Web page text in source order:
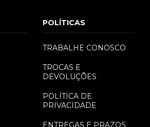
POLÍTICAS
TRABALHE CONOSCO
TROCAS E
DEVOLUÇÕES
POLÍTICA DE
PRIVACIDADE
ENTREGAS E PRAZOS